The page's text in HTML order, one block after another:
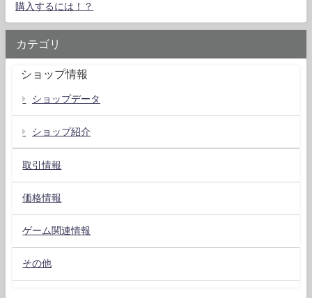
購入するには！？
カテゴリ
ショップ情報
ショップデータ
ショップ紹介
取引情報
価格情報
ゲーム関連情報
その他